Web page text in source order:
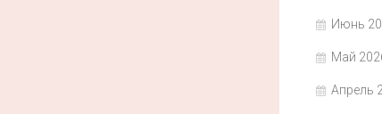
Июнь
Май
Апрель